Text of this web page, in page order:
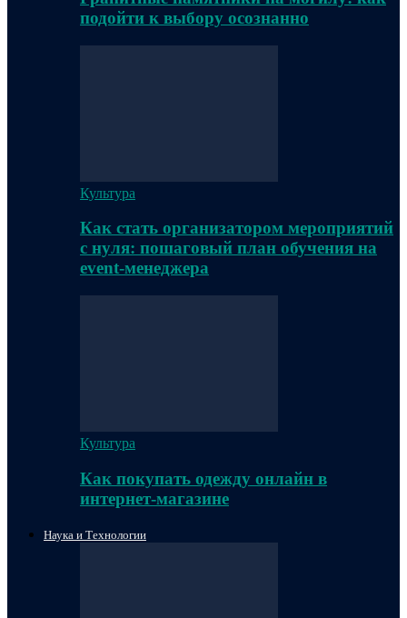
подойти к выбору осознанно
Культура
Как стать организатором мероприятий
с нуля: пошаговый план обучения на
event-менеджера
Культура
Как покупать одежду онлайн в
интернет-магазине
Наука и Технологии